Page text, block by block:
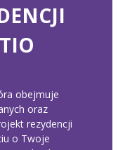
obejmuje
oraz
rezydencji
o Twoje